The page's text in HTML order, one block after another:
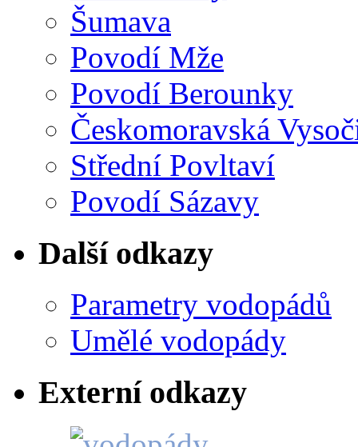
Šumava
Povodí Mže
Povodí Berounky
Českomoravská
Střední Povltaví
Povodí Sázavy
Další odkazy
Parametry vodopádů
Umělé vodopády
Externí odkazy